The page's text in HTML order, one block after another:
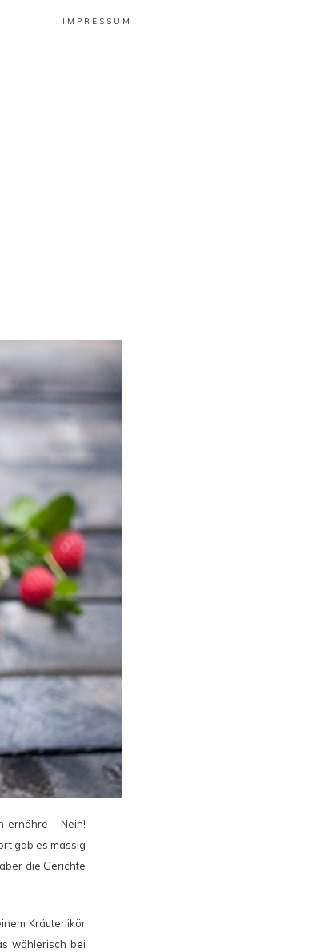
IMPRESSUM
ernähre – Nein!
gab es massig
die Gerichte
Kräuterlikör
wählerisch bei